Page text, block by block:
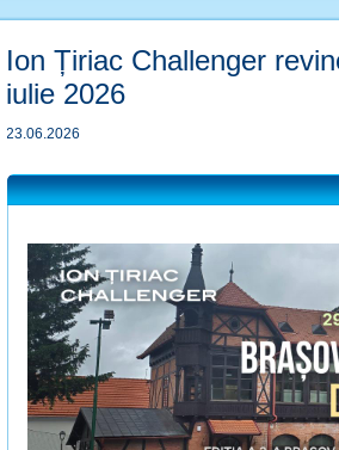
Ion Țiriac Challenger
iulie 2026
23.06.2026